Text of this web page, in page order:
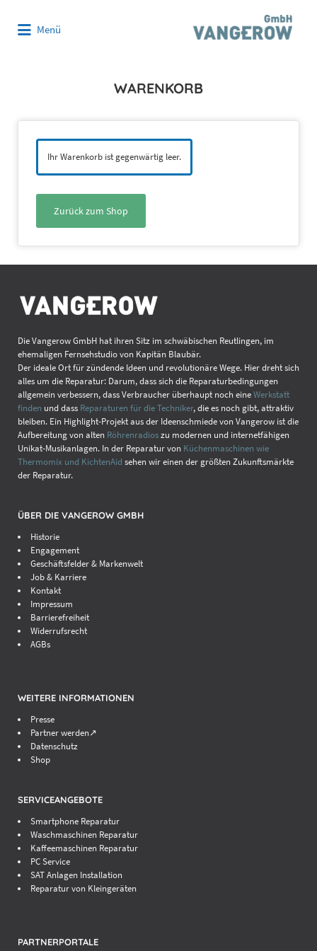
Menü
WARENKORB
Ihr Warenkorb ist gegenwärtig leer.
Zurück zum Shop
Die Vangerow GmbH hat ihren Sitz im schwäbischen Reutlingen, im
ehemaligen Fernsehstudio von Kapitän Blaubär.
Der ideale Ort für zündende Ideen und revolutionäre Wege. Hier dreht sich
alles um die Reparatur: Darum, dass sich die Reparaturbedingungen
allgemein verbessern, dass Verbraucher überhaupt noch eineWerkstatt
finden und dass Reparaturen für die Techniker, die es noch gibt, attraktiv
bleiben. Ein Highlight-Projekt aus der Ideenschmiede von Vangerow ist die
Aufbereitung von alten Röhrenradioszu modernen und internetfähigen
Unikat-Musikanlagen. In der Reparatur von Küchenmaschinen wie
Thermomix und KichtenAid sehen wir einen der größten Zukunftsmärkte
der Reparatur.
ÜBER DIE VANGEROW GMBH
Historie
Engagement
Geschäftsfelder & Markenwelt
Job & Karriere
Kontakt
Impressum
Barrierefreiheit
Widerrufsrecht
AGBs
WEITERE INFORMATIONEN
Presse
Partner werden↗
Datenschutz
Shop
SERVICEANGEBOTE
Smartphone Reparatur
Waschmaschinen Reparatur
Kaffeemaschinen Reparatur
PC Service
SAT Anlagen Installation
Reparatur von Kleingeräten
PARTNERPORTALE